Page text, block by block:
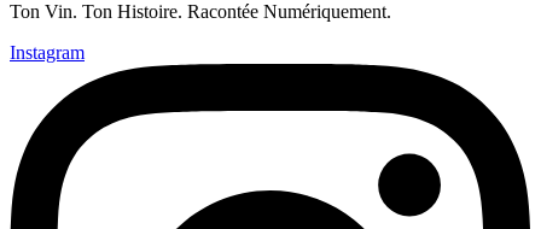
Ton Vin. Ton Histoire. Racontée Numériquement.
Instagram